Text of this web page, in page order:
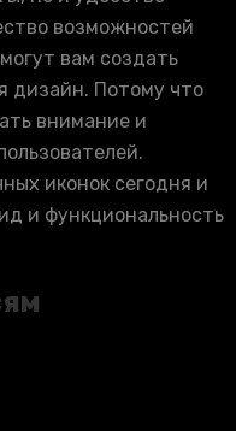
возможностей
вам создать
дизайн. Потому что
внимание и
иконок сегодня и
и функциональность